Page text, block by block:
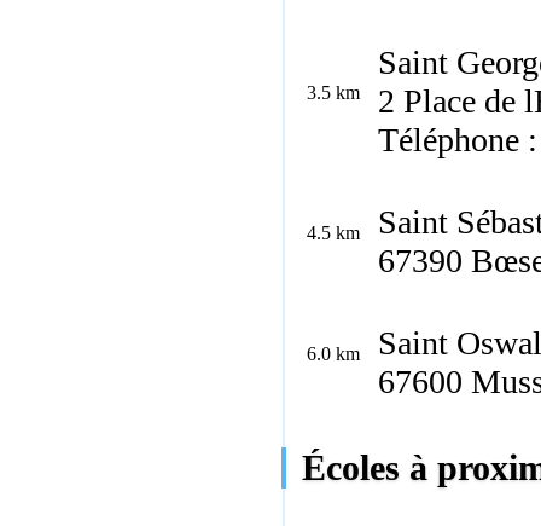
3.5 km
Saint
2 Place de
Téléphone
4.5 km
Saint
67390
6.0 km
Saint
67600
Écoles à